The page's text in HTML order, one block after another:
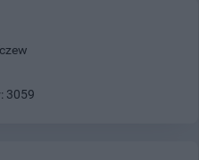
3059